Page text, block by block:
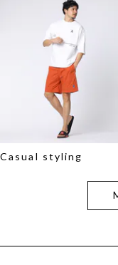
Casual styling